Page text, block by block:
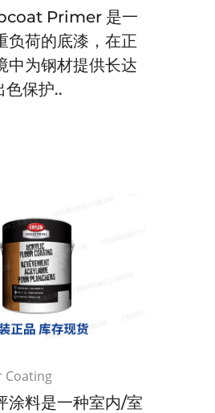
Primer 是一
负荷的底漆，在正
中为钢材提供长达
色保护..
Coating
涂料是一种室内/室